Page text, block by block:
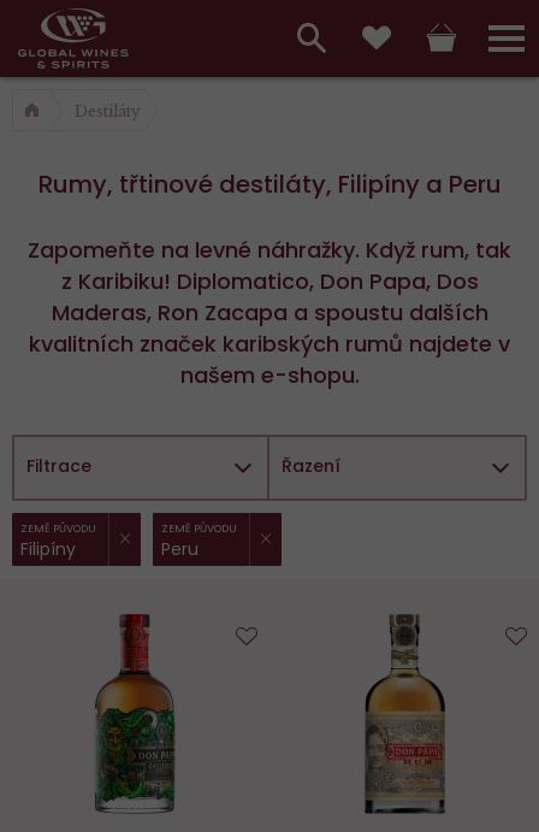
Hlavní
menu,
košík,
vyhledávání,
přihlášení
Destiláty
Rumy, třtinové destiláty, Filipíny a Peru
Zapomeňte na levné náhražky. Když rum, tak
z Karibiku! Diplomatico, Don Papa, Dos
Maderas, Ron Zacapa a spoustu dalších
kvalitních značek karibských rumů najdete v
našem e-shopu.
Filtrace
Vybrané
filtry:
ZEMĚ PŮVODU
Filipíny
ZRUŠIT FILTR
ZEMĚ PŮVODU
Peru
Řazení